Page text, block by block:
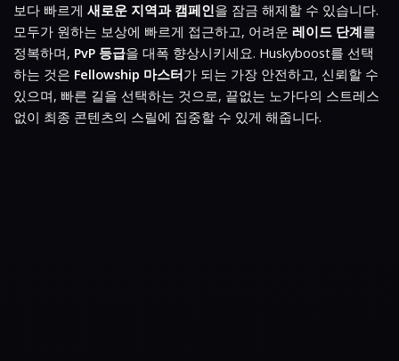
보다 빠르게 새로운 지역과 캠페인을 잠금 해제할 수 있습니다.
모두가 원하는 보상에 빠르게 접근하고, 어려운 레이드 단계를
정복하며, PvP 등급을 대폭 향상시키세요. Huskyboost를 선택
하는 것은 Fellowship 마스터가 되는 가장 안전하고, 신뢰할 수
있으며, 빠른 길을 선택하는 것으로, 끝없는 노가다의 스트레스
없이 최종 콘텐츠의 스릴에 집중할 수 있게 해줍니다.